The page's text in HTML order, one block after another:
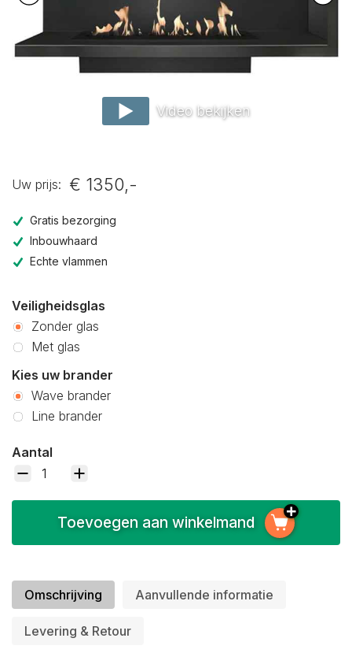
Video bekijken
Omschrijving Aanvullende informatie
Levering & Retour
Uw prijs: € 1350,-
Gratis bezorging
Inbouwhaard
Echte vlammen
Veiligheidsglas
Zonder glas
Met glas
Kies uw brander
Wave brander
Line brander
Aantal
Toevoegen aan winkelmand